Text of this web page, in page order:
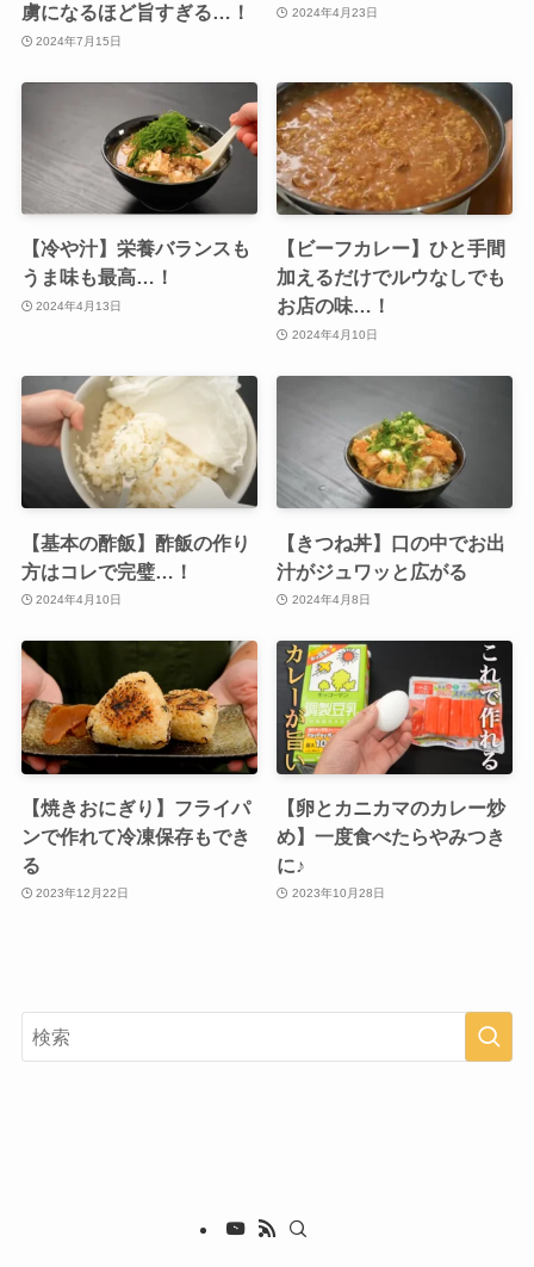
虜になるほど旨すぎる…！
2024年7月15日
2024年4月23日
【冷や汁】栄養バランスも
うま味も最高…！
2024年4月13日
【ビーフカレー】ひと手間
加えるだけでルウなしでも
お店の味…！
2024年4月10日
【基本の酢飯】酢飯の作り
方はコレで完璧…！
2024年4月10日
【きつね丼】口の中でお出
汁がジュワッと広がる
2024年4月8日
【焼きおにぎり】フライパ
ンで作れて冷凍保存もでき
る
2023年12月22日
【卵とカニカマのカレー炒
め】一度食べたらやみつき
に♪
2023年10月28日